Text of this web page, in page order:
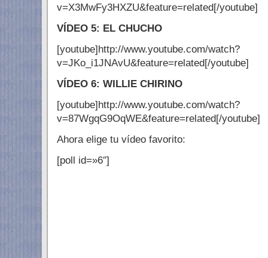
v=X3MwFy3HXZU&feature=related[/youtube]
VÍDEO 5: EL CHUCHO
[youtube]http://www.youtube.com/watch?
v=JKo_i1JNAvU&feature=related[/youtube]
VÍDEO 6: WILLIE CHIRINO
[youtube]http://www.youtube.com/watch?
v=87WgqG9OqWE&feature=related[/youtube]
Ahora elige tu vídeo favorito:
[poll id=»6″]